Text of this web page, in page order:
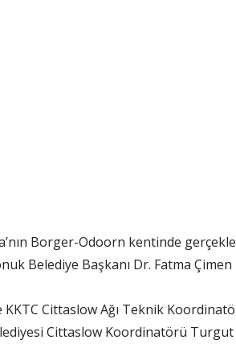
Borger-Odoorn kentinde
Belediye Başkanı Dr. Fatma
Cittaslow Ağı Teknik
Cittaslow Koordinatörü Turgut